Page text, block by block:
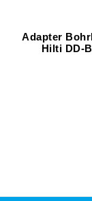
Adapter
Hilti DD-